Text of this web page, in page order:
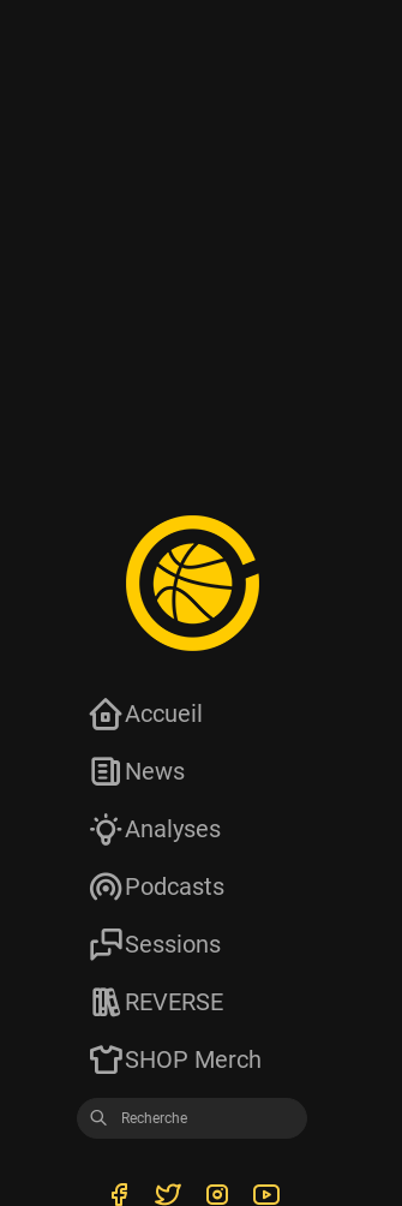
Accueil
News
Analyses
Podcasts
Sessions
REVERSE
SHOP Merch